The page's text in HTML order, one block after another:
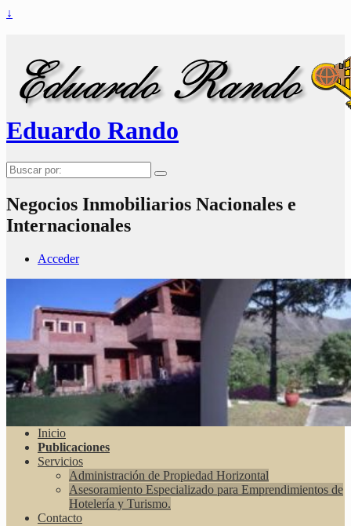
↓
Eduardo Rando
Buscar
por:
Negocios Inmobiliarios Nacionales e
Internacionales
Acceder
Inicio
Publicaciones
Servicios
Administración de Propiedad Horizontal
Asesoramiento Especializado para Emprendimientos de
Hotelería y Turismo.
Contacto